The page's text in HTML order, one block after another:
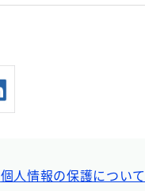
個人情報の保護について